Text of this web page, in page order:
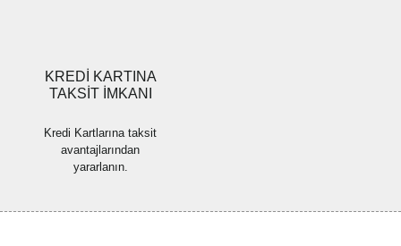
KREDİ KARTINA
TAKSİT İMKANI
Kredi Kartlarına taksit
avantajlarından
yararlanın.